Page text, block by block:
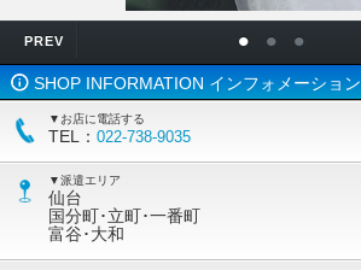
PREV • • •
SHOP INFORMATION インフォメーション
▼お店に電話する
TEL： 022-738-9035
▼派遣エリア
仙台
国分町･立町･一番町
富谷･大和